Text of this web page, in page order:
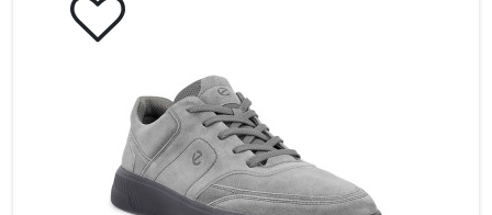
Schimb și returnare
POLITICĂ ȘI TERMENI